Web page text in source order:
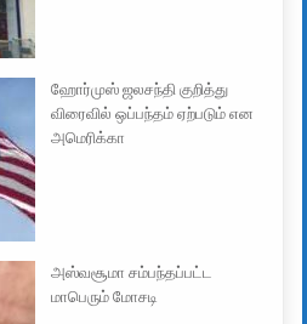
ஹோர்முஸ் ஜலசந்தி குறித்து
விரைவில் ஒப்பந்தம் ஏற்படும் என
அமெரிக்கா
அஸ்வசூமா சம்பந்தப்பட்ட
மாபெரும் மோசடி